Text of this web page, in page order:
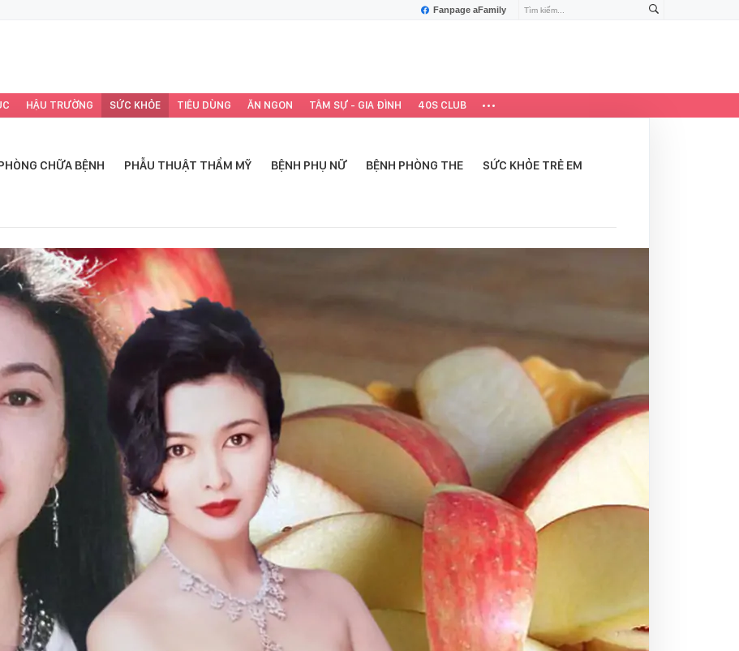
Fanpage aFamily
HẬU TRƯỜNG SỨC KHỎE TIÊU DÙNG ĂN NGON TÂM SỰ - GIA ĐÌNH 40S CLUB
CHỮA BỆNH PHẪU THUẬT THẨM MỸ BỆNH PHỤ NỮ BỆNH PHÒNG THE SỨC KHỎE TRẺ EM